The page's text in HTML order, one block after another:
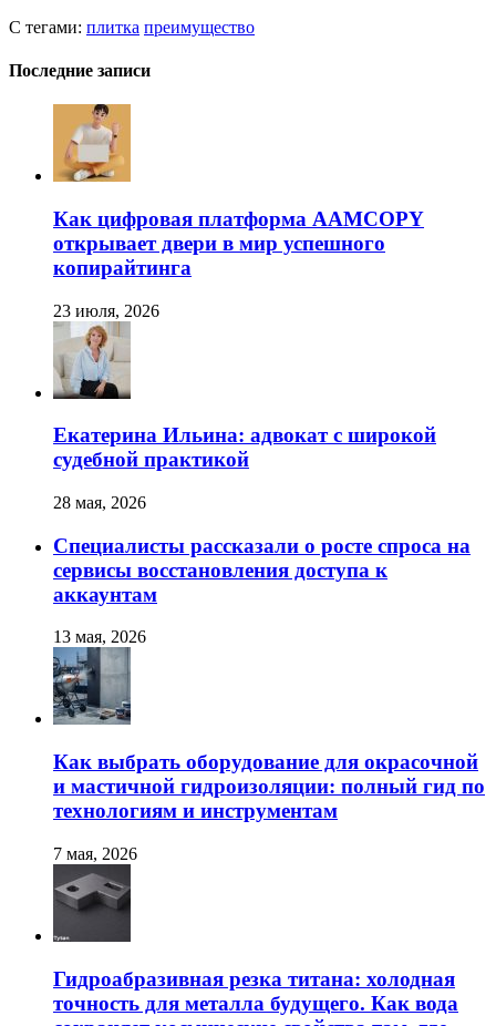
С тегами: плитка преимущество
Последние записи
Как цифровая платформа AAMCOPY
открывает двери в мир успешного
копирайтинга
23 июля, 2026
Екатерина Ильина: адвокат с широкой
судебной практикой
28 мая, 2026
Специалисты рассказали о росте спроса на
сервисы восстановления доступа к
аккаунтам
13 мая, 2026
Как выбрать оборудование для окрасочной
и мастичной гидроизоляции: полный гид по
технологиям и инструментам
7 мая, 2026
Гидроабразивная резка титана: холодная
точность для металла будущего. Как вода